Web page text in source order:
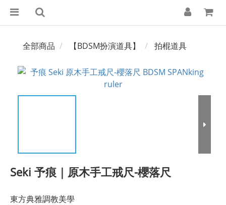
全部商品 【BDSM扮演道具】 拍棍道具
Seki 予痕｜原木手工戒尺-櫻落尺
東方典雅調教美學